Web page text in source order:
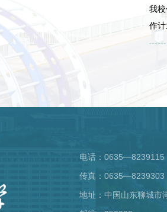
我
作计
电话：0635—8239115
传真：0635—8239303
地址：中国山东聊城市